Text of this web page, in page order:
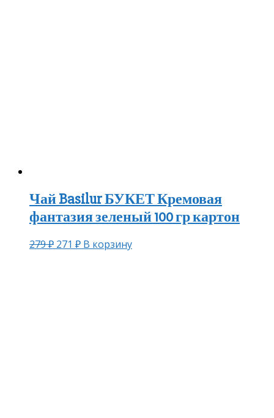
Чай Basilur БУКЕТ Кремовая
фантазия зеленый 100 гр картон
279₽ 271 ₽ В корзину